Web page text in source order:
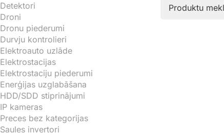
Detektori
Droni
Dronu piederumi
Durvju kontrolieri
Elektroauto uzlāde
Elektrostacijas
Elektrostaciju piederumi
Enerģijas uzglabāšana
HDD/SDD stiprinājumi
IP kameras
Preces bez kategorijas
Saules invertori